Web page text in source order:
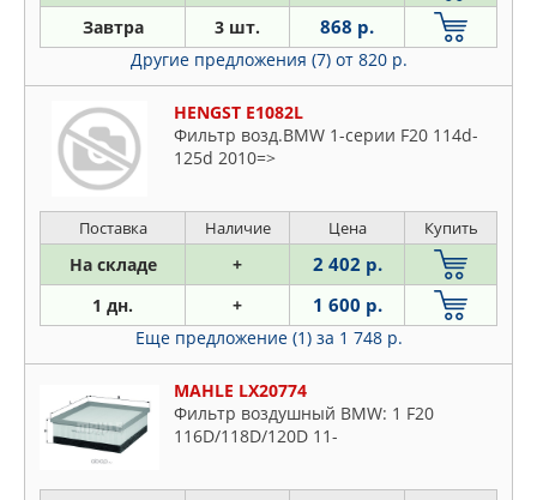
Завтра 3 шт. 868 р.
Другие предложения (7) от 820 р.
HENGST E1082L
Фильтр возд.BMW 1-серии F20 114d-
125d 2010=>
Поставка Наличие Цена Купить
На складе + 2 402 р.
1 дн. + 1 600 р.
Еще предложение (1) за 1 748 р.
MAHLE LX20774
Фильтр воздушный BMW: 1 F20
116D/118D/120D 11-